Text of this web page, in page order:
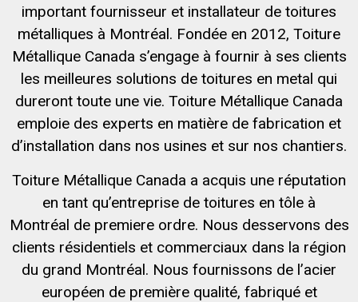
important fournisseur et installateur de toitures
métalliques à Montréal. Fondée en 2012, Toiture
Métallique Canada s’engage à fournir à ses clients
les meilleures solutions de toitures en metal qui
dureront toute une vie. Toiture Métallique Canada
emploie des experts en matière de fabrication et
d’installation dans nos usines et sur nos chantiers.
Toiture Métallique Canada a acquis une réputation
en tant qu’entreprise de toitures en tôle à
Montréal de premiere ordre. Nous desservons des
clients résidentiels et commerciaux dans la région
du grand Montréal. Nous fournissons de l’acier
européen de première qualité, fabriqué et